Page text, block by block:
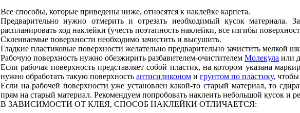
Все способы, которые приведены ниже, относятся к наклейке карпета.
Предварительно нужно отмерить и отрезать необходимый кусок материала.
распланировать ход наклейки (учесть поэтапность наклейки, все изгибы
Склеиваемые поверхности необходимо зачистить и высушить.
Гладкие пластиковые поверхности желательно предварительно зачистить мелкой
Рабочую поверхность нужно обезжирить разбавителем-очистителем Молекула или
Если рабочая поверхность представляет собой пластик, на котором указана
нужно обработать такую поверхность антисиликоном и грунтом по пластику, чтобы
Если на рабочей поверхности уже установлен какой-то старый материал, то
прям на старый материал. Рекомендуем попробовать наклеить небольшой кусок и
В ЗАВИСИМОСТИ ОТ КЛЕЯ, СПОСОБ НАКЛЕЙКИ ОТЛИЧАЕТСЯ: